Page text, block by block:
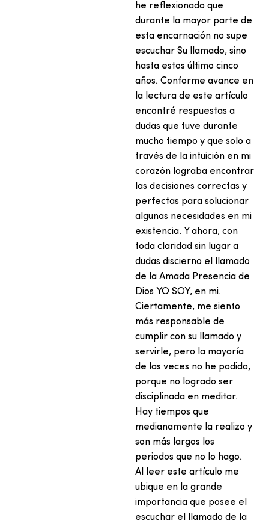
he reflexionado que
durante la mayor parte de
esta encarnación no supe
escuchar Su llamado, sino
hasta estos último cinco
años. Conforme avance en
la lectura de este artículo
encontré respuestas a
dudas que tuve durante
mucho tiempo y que solo a
través de la intuición en mi
corazón lograba encontrar
las decisiones correctas y
perfectas para solucionar
algunas necesidades en mi
existencia. Y ahora, con
toda claridad sin lugar a
dudas discierno el llamado
de la Amada Presencia de
Dios YO SOY, en mi.
Ciertamente, me siento
más responsable de
cumplir con su llamado y
servirle, pero la mayoría
de las veces no he podido,
porque no logrado ser
disciplinada en meditar.
Hay tiempos que
medianamente la realizo y
son más largos los
periodos que no lo hago.
Al leer este artículo me
ubique en la grande
importancia que posee el
escuchar el llamado de la